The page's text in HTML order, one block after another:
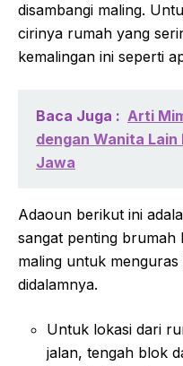
disambangi maling.
cirinya rumah yang
kemalingan ini seperti
Baca Juga : Arti
dengan Wanita
Jawa
Adaoun berikut ini
sangat penting brumah
maling untuk
didalamnya.
Untuk lokasi dari
jalan, tengah blok